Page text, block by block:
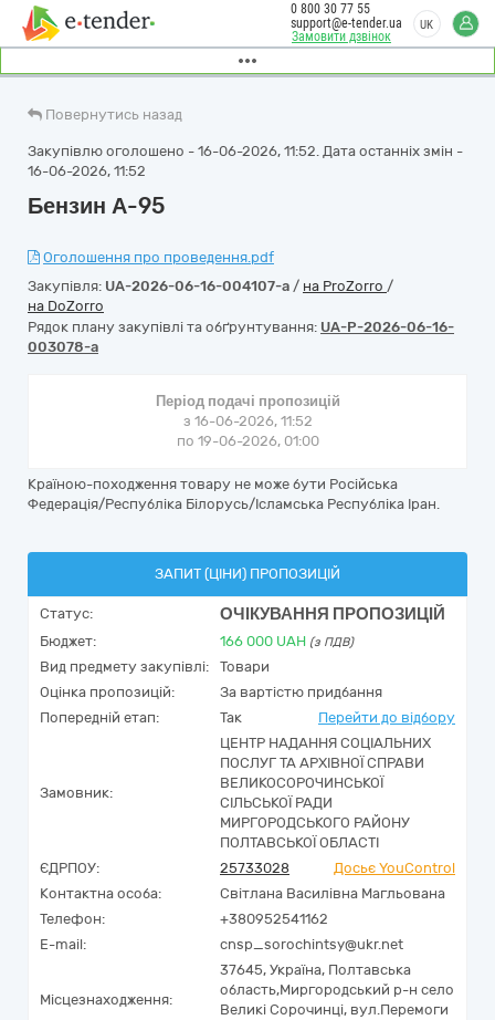
Замовити дзвінок
0 800 30 77 55
support@e-tender.ua
UK
Повернутись назад
Закупівлю оголошено - 16-06-2026, 11:52. Дата останніх змін -
16-06-2026, 11:52
Бензин А-95
Оголошення про проведення.pdf
Закупівля: UA-2026-06-16-004107-a / на ProZorro /
на DoZorro
Рядок плану закупівлі та обґрунтування: UA-P-2026-06-16-
003078-a
Період подачі пропозицій
з 16-06-2026, 11:52
по 19-06-2026, 01:00
Країною-походження товару не може бути Російська
Федерація/Республіка Білорусь/Ісламська Республіка Іран.
ЗАПИТ (ЦІНИ) ПРОПОЗИЦІЙ
Статус: ОЧІКУВАННЯ ПРОПОЗИЦІЙ
Бюджет: 166 000 UAH (з ПДВ)
Вид предмету закупівлі:
Товари
Оцінка пропозицій:
За вартістю придбання
Попередній етап:
Так Перейти до відбору
Замовник:
ЦЕНТР НАДАННЯ СОЦІАЛЬНИХ
ПОСЛУГ ТА АРХІВНОЇ СПРАВИ
ВЕЛИКОСОРОЧИНСЬКОЇ
СІЛЬСЬКОЇ РАДИ
МИРГОРОДСЬКОГО РАЙОНУ
ПОЛТАВСЬКОЇ ОБЛАСТІ
ЄДРПОУ:
25733028
Досьє YouControl
Контактна особа:
Світлана Василівна Магльована
Телефон:
+380952541162
E-mail:
cnsp_sorochintsy@ukr.net
Місцезнаходження:
37645, Україна, Полтавська
область,Миргородський р-н село
Великі Сорочинці, вул.Перемоги